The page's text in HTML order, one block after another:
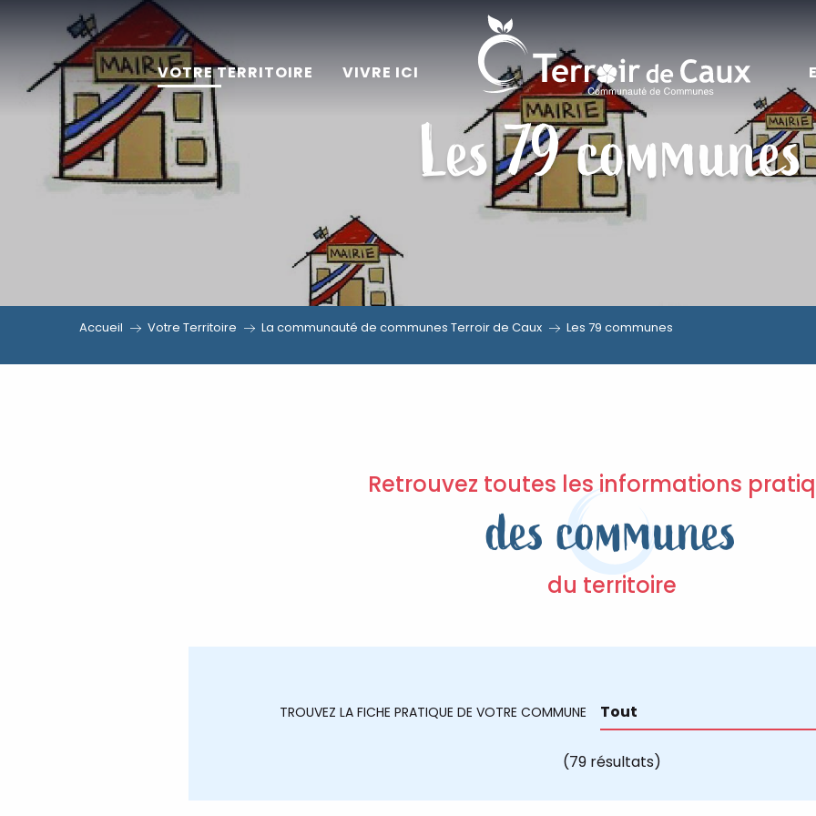
contenu
principal
VOTRE TERRITOIRE VIVRE ICI
Les 79 communes
Accueil Votre Territoire La communauté de communes Terroir de Caux Les 79 communes
Retrouvez toutes les informations
des communes
du territoire
TROUVEZ LA FICHE PRATIQUE DE VOTRE COMMUNE
(79 résultats)